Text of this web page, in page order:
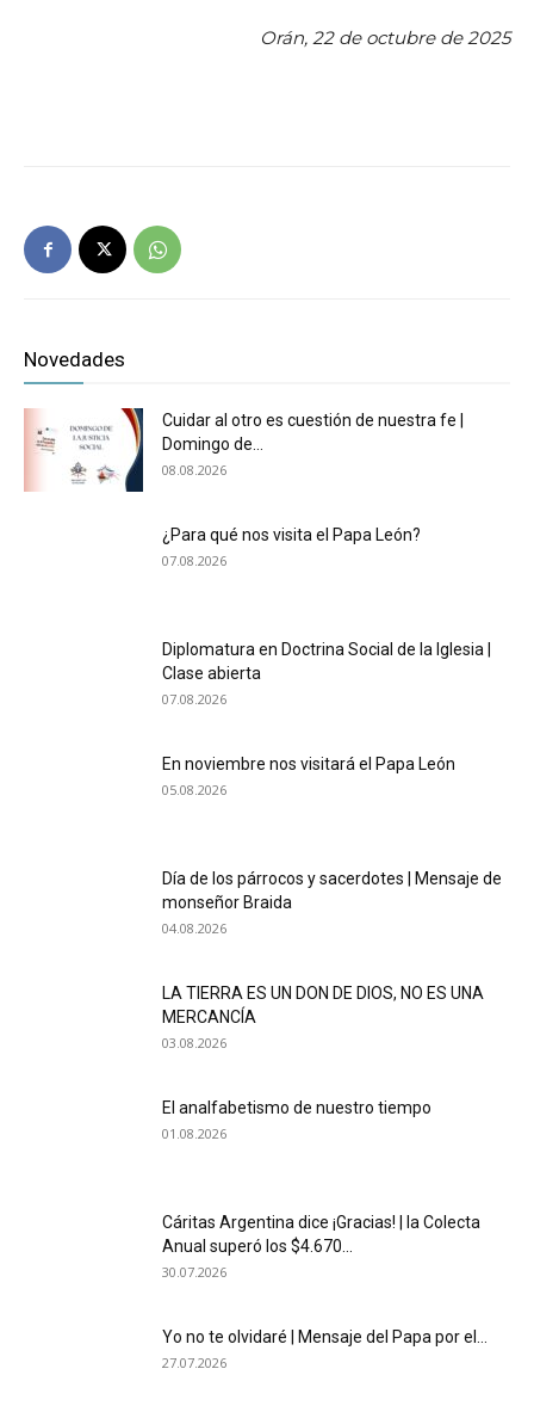
Orán, 22 de octubre de 2025
Novedades
Cuidar al otro es cuestión de nuestra fe |
Domingo de...
08.08.2026
¿Para qué nos visita el Papa León?
07.08.2026
Diplomatura en Doctrina Social de la Iglesia |
Clase abierta
07.08.2026
En noviembre nos visitará el Papa León
05.08.2026
Día de los párrocos y sacerdotes | Mensaje de
monseñor Braida
04.08.2026
LA TIERRA ES UN DON DE DIOS, NO ES UNA
MERCANCÍA
03.08.2026
El analfabetismo de nuestro tiempo
01.08.2026
Cáritas Argentina dice ¡Gracias! | la Colecta
Anual superó los $4.670...
30.07.2026
Yo no te olvidaré | Mensaje del Papa por el...
27.07.2026